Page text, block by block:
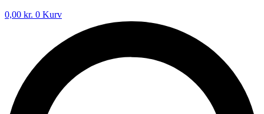
0,00 kr. 0 Kurv